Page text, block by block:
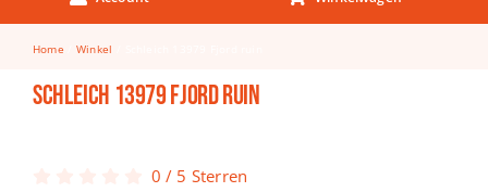
Keuken & Tafelen
Kinderfietsen
Knutselen
Home Winkel
Schleich 13979 Fjord ruin
0 / 5 Sterren